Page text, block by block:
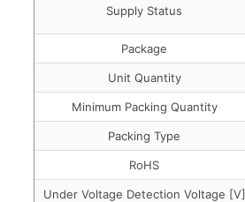
Supply Status
Package
Unit Quantity
Minimum Packing Quantity
Packing Type
RoHS
Under Voltage Detection Voltage [V]